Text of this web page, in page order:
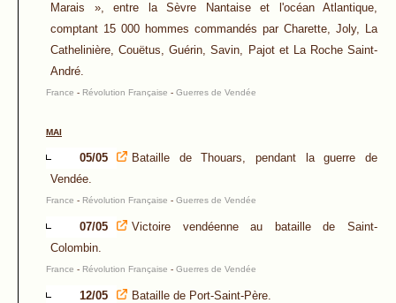
Marais », entre la Sèvre Nantaise et l'océan Atlantique,
comptant 15 000 hommes commandés par Charette, Joly, La
Cathelinière, Couëtus, Guérin, Savin, Pajot et La Roche Saint-
André.
France - Révolution Française - Guerres de Vendée
MAI
05/05
Bataille de Thouars, pendant la guerre de
Vendée.
France - Révolution Française - Guerres de Vendée
07/05
Victoire vendéenne au bataille de Saint-
Colombin.
France - Révolution Française - Guerres de Vendée
12/05 Bataille de Port-Saint-Père.